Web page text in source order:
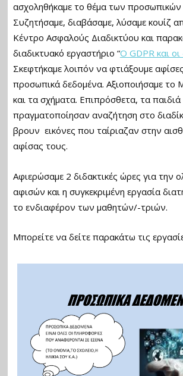
ασχοληθήκαμε το θέμα των
Συζητήσαμε, διαβάσαμε, λύσαμε κουίζ
Κέντρο Ασφαλούς Διαδικτύου και
διαδικτυακό εργαστήριο “Ο GDPR και
Σκεφτήκαμε λοιπόν να φτιάξουμε
προσωπικά δεδομένα. Αξιοποιήσαμε το
και τα σχήματα. Επιπρόσθετα, τα παιδιά
πραγματοποίησαν αναζήτηση στο
βρουν εικόνες που ταίριαζαν στην
αφίσας τους.
Αφιερώσαμε 2 διδακτικές ώρες για την
αφισών και η συγκεκριμένη εργασία
το ενδιαφέρον των μαθητών/-τριών.
Μπορείτε να δείτε παρακάτω τις